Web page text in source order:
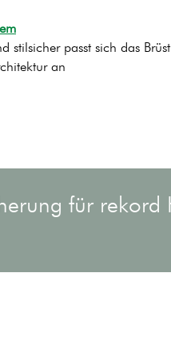
stilsicher passt sich das
an
für rekord